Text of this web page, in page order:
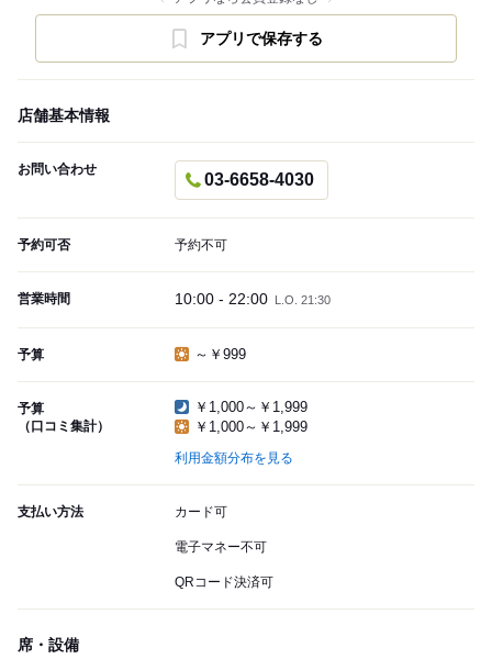
アプリで保存する
店舗基本情報
お問い合わせ
03-6658-4030
予約可否 予約不可
営業時間 10:00 - 22:00 L.O. 21:30
予算 ～￥999
予算
（口コミ集計）
￥1,000～￥1,999
￥1,000～￥1,999
利用金額分布を見る
支払い方法 カード可
電子マネー不可
QRコード決済可
席・設備